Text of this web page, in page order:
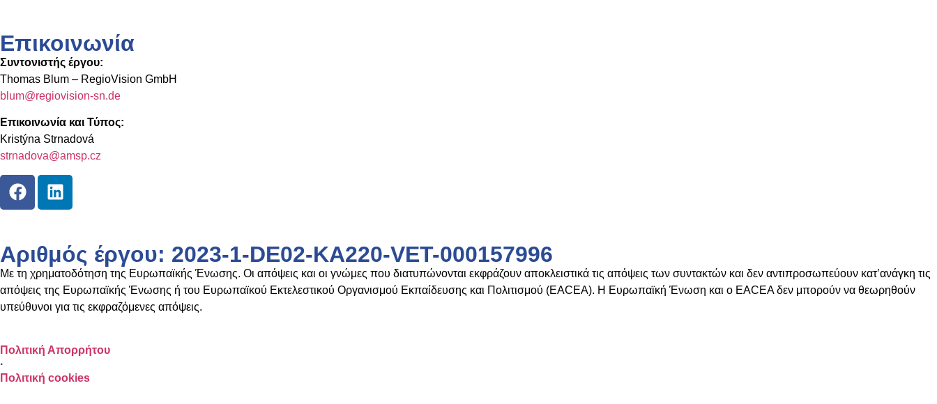
Επικοινωνία
Συντονιστής έργου:
Thomas Blum – RegioVision GmbH
blum@regiovision-sn.de
Επικοινωνία και Τύπος:
Kristýna Strnadová
strnadova@amsp.cz
Αριθμός έργου: 2023-1-DE02-KA220-VET-000157996
Με τη χρηματοδότηση της Ευρωπαϊκής Ένωσης. Οι απόψεις και οι γνώμες που διατυπώνονται εκφράζουν αποκλειστικά τις απόψεις των συντακτών και δεν αντιπροσωπεύουν κατ’ανάγκη τις
απόψεις της Ευρωπαϊκής Ένωσης ή του Ευρωπαϊκού Εκτελεστικού Οργανισμού Εκπαίδευσης και Πολιτισμού (EACEA). Η Ευρωπαϊκή Ένωση και ο EACEA δεν μπορούν να θεωρηθούν
υπεύθυνοι για τις εκφραζόμενες απόψεις.
Πολιτική Απορρήτου
·
Πολιτική cookies